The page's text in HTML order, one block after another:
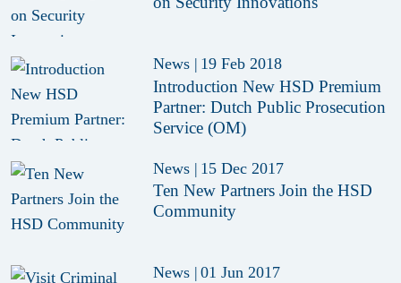
News | 19 Feb 2018
Introduction New HSD Premium
Partner: Dutch Public Prosecution
Service (OM)
News | 15 Dec 2017
Ten New Partners Join the HSD
Community
News | 01 Jun 2017